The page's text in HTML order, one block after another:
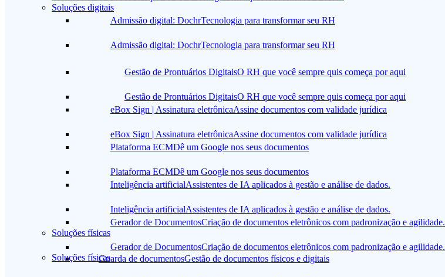
Soluções digitais
Admissão digital: DochrTecnologia para transformar seu RH
Gestão de Prontuários DigitaisO RH que você sempre quis começa por aqui
eBox Sign | Assinatura eletrônicaAssine documentos com validade jurídica
Plataforma ECMDê um Google nos seus documentos
Inteligência artificialAssistentes de IA aplicados à gestão e análise de dados.
Gerador de DocumentosCriação de documentos eletrônicos com padronização e agilidade.
Soluções físicas
Admissão digital: DochrTecnologia para transformar seu RH
Gestão de Prontuários DigitaisO RH que você sempre quis começa por aqui
eBox Sign | Assinatura eletrônicaAssine documentos com validade jurídica
Plataforma ECMDê um Google nos seus documentos
Inteligência artificialAssistentes de IA aplicados à gestão e análise de dados.
Gerador de DocumentosCriação de documentos eletrônicos com padronização e agilidade.
Soluções físicas
Guarda de documentosGestão de documentos físicos e digitais